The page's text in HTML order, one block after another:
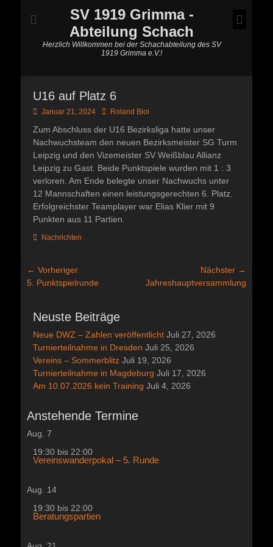
SV 1919 Grimma -
Abteilung Schach
Herzlich Willkommen bei der Schachabteilung des SV
1919 Grimma e.V.!
U16 auf Platz 6
Posted
Januar 21, 2024 AutorRoland Bloi
Zum Abschluss der U16 Bezirksliga hatte unser
Nachwuchsteam den neuen Bezirksmeister SG Turm
Leipzig und den Vizemeister SV Weißblau Allianz
Leipzig zu Gast. Beide Punktspiele wurden mit 1 : 3
verloren. Am Ende belegte unser Nachwuchs unter
12 Mannschaften einen leistungsgerechten 6. Platz.
Erfolgreichster Teamplayer war Elias Klier mit 9
Punkten aus 11 Partien.
Kategorien
Nachrichten
Beitragsnavigation
← Vorheriger
Vorheriger
5. Punktspielrunde
Nächster →
Nächster
Jahreshauptversammlung
Neuste Beiträge
Neue DWZ – Zahlen veröffentlicht Juli 27, 2026
Turnierteilnahme in Dresden Juli 25, 2026
Vereins – Sommerblitz Juli 19, 2026
Turnierteilnahme in Magdeburg Juli 17, 2026
Am 10.07.2026 kein Training Juli 4, 2026
Anstehende Termine
Aug. 7
19:30 bis 22:00
Vereinswanderpokal – 5. Runde
Aug. 14
19:30 bis 22:00
Beratungspartien